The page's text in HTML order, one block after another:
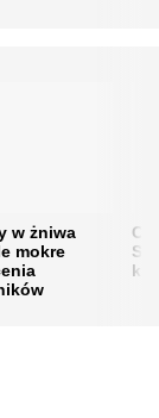
w żniwa
mokre